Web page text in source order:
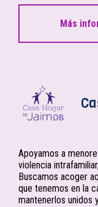
Más
Apoyamos a
violencia
Buscamos acoger
que tenemos en la
mantenerlos unidos